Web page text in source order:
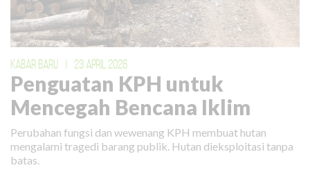
KABAR BARU 23 APRIL 2026
Penguatan KPH untuk
Mencegah Bencana Iklim
Perubahan fungsi dan wewenang KPH membuat hutan
mengalami tragedi barang publik. Hutan dieksploitasi tanpa
batas.